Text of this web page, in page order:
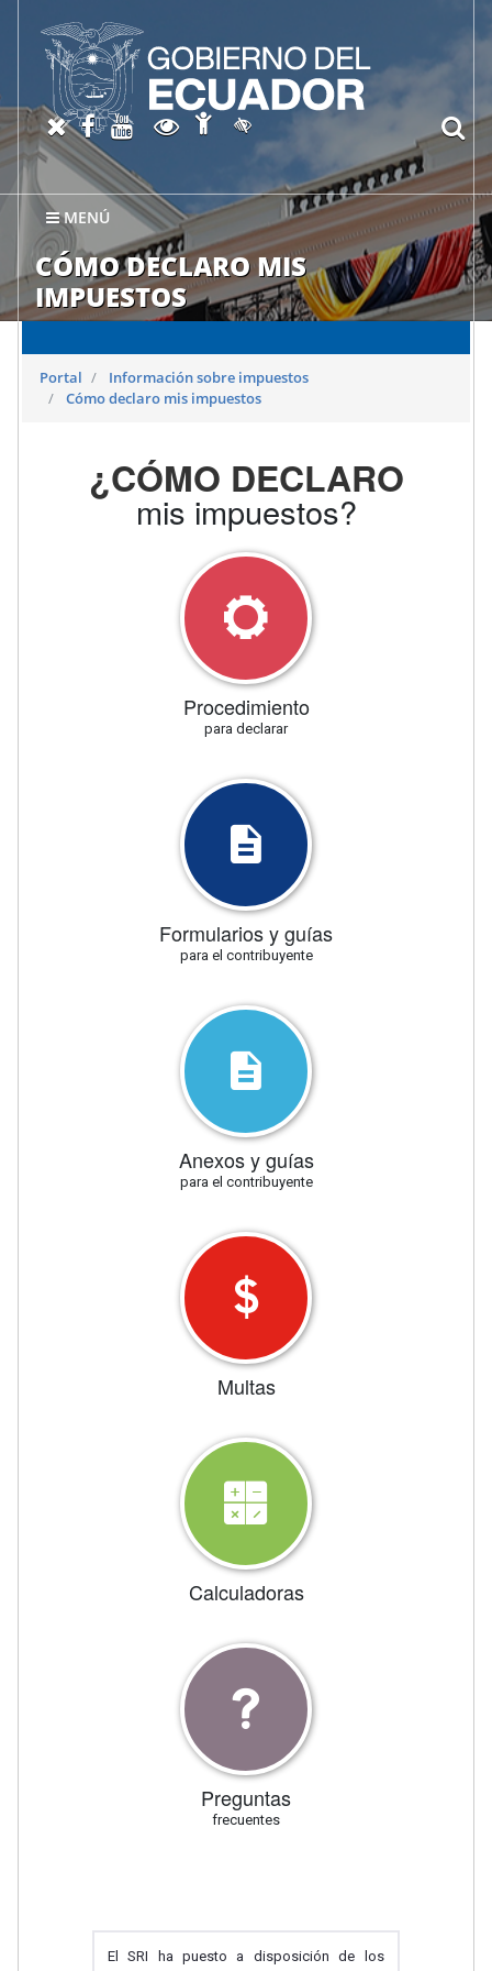
MENÚ
CÓMO DECLARO MIS
IMPUESTOS
X oficial del SRI
Facebook oficial SRI
Canal del SRI en YouTube
Abrir página de
Abrir página de
Activar/quitar contraste
Portal
Información sobre impuestos
Cómo declaro mis impuestos
¿CÓMO DECLARO
mis impuestos?
Procedimiento
para declarar
Formularios y guías
para el contribuyente
Anexos y guías
para el contribuyente
Multas
Calculadoras
Preguntas
frecuentes
El SRI ha puesto a disposición de los